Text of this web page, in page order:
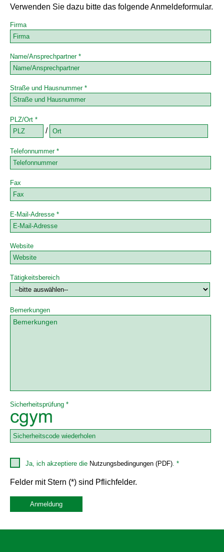
Verwenden Sie dazu bitte das folgende Anmeldeformular.
Firma
Name/Ansprechpartner *
Straße und Hausnummer *
PLZ/Ort *
/
Telefonnummer *
Fax
E-Mail-Adresse *
Website
Tätigkeitsbereich
Bemerkungen
Sicherheitsprüfung *
Ja, ich akzeptiere die Nutzungsbedingungen (PDF). *
Felder mit Stern (*) sind Pflichfelder.
Anmeldung